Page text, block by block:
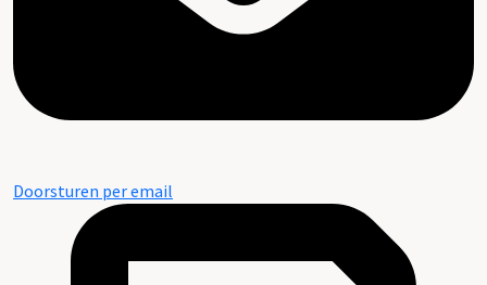
Doorsturen per email